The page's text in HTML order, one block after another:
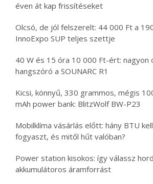
éven át kap frissítéseket
Olcsó, de jól felszerelt: 44 000 Ft a
InnoExpo SUP teljes szettje
40 W és 15 óra 10 000 Ft-ért: nagyon
hangszóró a SOUNARC R1
Kicsi, könnyű, 330 grammos, mégis
mAh power bank: BlitzWolf BW-P23
Mobilklíma vásárlás előtt: hány BTU
fogyaszt, és mitől hűt valóban?
Power station kisokos: így válassz
akkumulátoros áramforrást